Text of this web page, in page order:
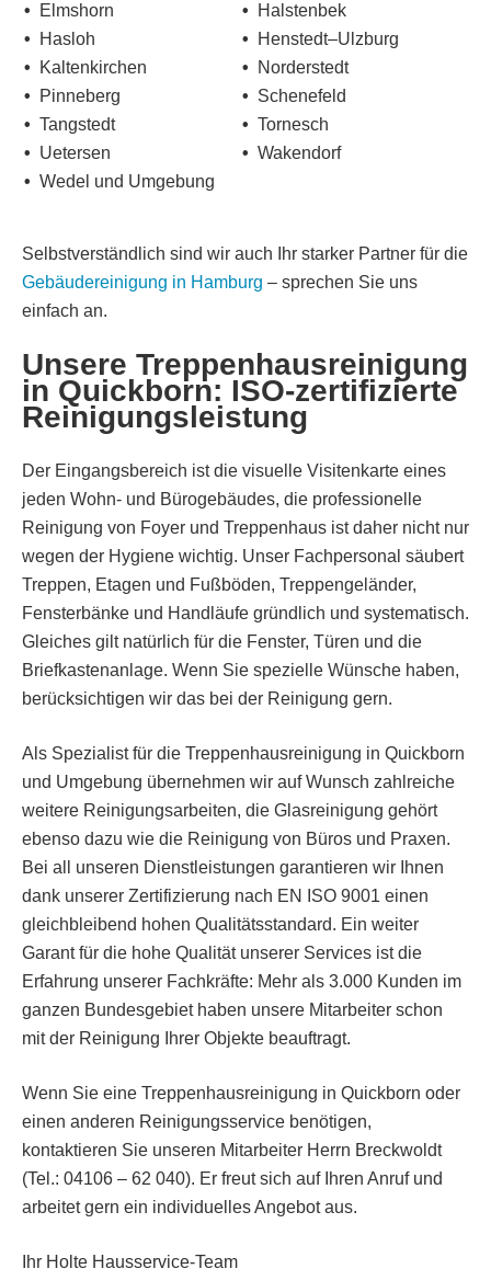
Elmshorn
Halstenbek
Hasloh
Henstedt–Ulzburg
Kaltenkirchen
Norderstedt
Pinneberg
Schenefeld
Tangstedt
Tornesch
Uetersen
Wakendorf
Wedel und Umgebung
Selbstverständlich sind wir auch Ihr starker Partner für die
Gebäudereinigung in Hamburg – sprechen Sie uns
einfach an.
Unsere Treppenhausreinigung
in Quickborn: ISO-zertifizierte
Reinigungsleistung
Der Eingangsbereich ist die visuelle Visitenkarte eines
jeden Wohn- und Bürogebäudes, die professionelle
Reinigung von Foyer und Treppenhaus ist daher nicht nur
wegen der Hygiene wichtig. Unser Fachpersonal säubert
Treppen, Etagen und Fußböden, Treppengeländer,
Fensterbänke und Handläufe gründlich und systematisch.
Gleiches gilt natürlich für die Fenster, Türen und die
Briefkastenanlage. Wenn Sie spezielle Wünsche haben,
berücksichtigen wir das bei der Reinigung gern.
Als Spezialist für die Treppenhausreinigung in Quickborn
und Umgebung übernehmen wir auf Wunsch zahlreiche
weitere Reinigungsarbeiten, die Glasreinigung gehört
ebenso dazu wie die Reinigung von Büros und Praxen.
Bei all unseren Dienstleistungen garantieren wir Ihnen
dank unserer Zertifizierung nach EN ISO 9001 einen
gleichbleibend hohen Qualitätsstandard. Ein weiter
Garant für die hohe Qualität unserer Services ist die
Erfahrung unserer Fachkräfte: Mehr als 3.000 Kunden im
ganzen Bundesgebiet haben unsere Mitarbeiter schon
mit der Reinigung Ihrer Objekte beauftragt.
Wenn Sie eine Treppenhausreinigung in Quickborn oder
einen anderen Reinigungsservice benötigen,
kontaktieren Sie unseren Mitarbeiter Herrn Breckwoldt
(Tel.: 04106 – 62 040). Er freut sich auf Ihren Anruf und
arbeitet gern ein individuelles Angebot aus.
Ihr Holte Hausservice-Team